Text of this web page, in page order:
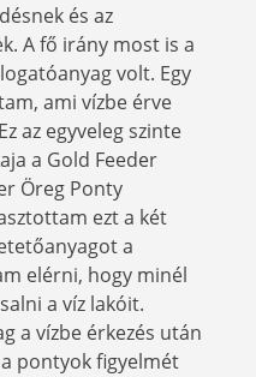
és az
A fő irány most is a
volt. Egy
ami vízbe érve
az egyveleg szinte
a Gold Feeder
Öreg Ponty
ezt a két
a
elérni, hogy minél
a víz lakóit.
a vízbe érkezés után
pontyok figyelmét